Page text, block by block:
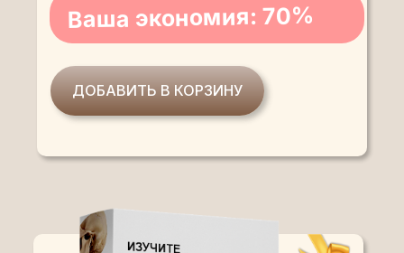
Ваша экономия: 70%
ДОБАВИТЬ В КОРЗИНУ